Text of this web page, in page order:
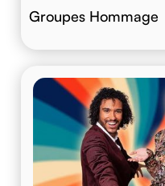
Groupes Hommage